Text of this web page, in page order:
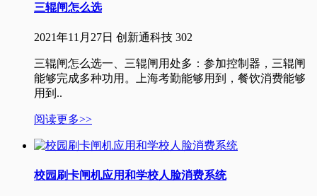
三辊闸怎么选
2021年11月27日 创新通科技 302
三辊闸怎么选一、三辊闸用处多：参加控制器，三辊闸
能够完成多种功用。上海考勤能够用到，餐饮消费能够
用到..
阅读更多>>
校园刷卡闸机应用和学校人脸消费系统